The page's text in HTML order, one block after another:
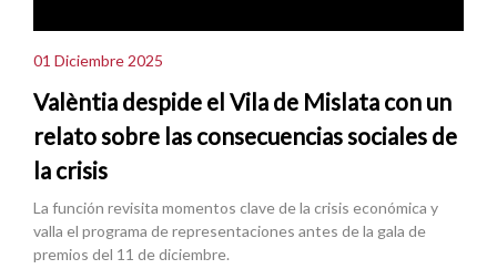
01 Diciembre 2025
Valèntia despide el Vila de Mislata con un
relato sobre las consecuencias sociales de
la crisis
La función revisita momentos clave de la crisis económica y
valla el programa de representaciones antes de la gala de
premios del 11 de diciembre.